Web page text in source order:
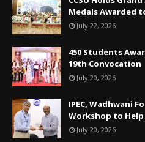
Medals Awarded
July 22, 2026
450 Students
19th Convocation
July 20, 2026
IPEC, Wadhwani
Workshop to Help
July 20, 2026